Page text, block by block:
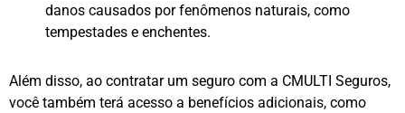
danos causados por fenômenos naturais, como
tempestades e enchentes.
Além disso, ao contratar um seguro com a CMULTI Seguros,
você também terá acesso a benefícios adicionais, como